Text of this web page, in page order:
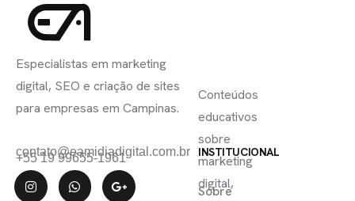
Especialistas em marketing
digital, SEO e criação de sites
para empresas em Campinas.
contato@eamidiadigital.com.br
+55 19 99655-1961 INSTITUCIONAL
Sobre
Conteúdos
educativos
sobre
marketing
digital,